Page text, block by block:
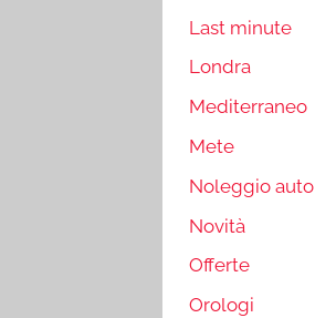
Last minute
Londra
Mediterraneo
Mete
Noleggio auto
Novità
Offerte
Orologi